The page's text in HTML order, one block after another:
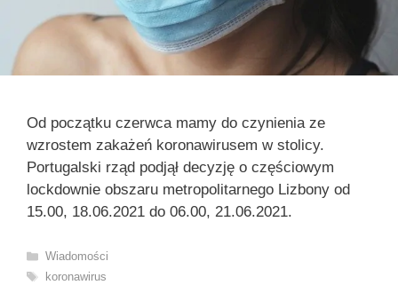
Od początku czerwca mamy do czynienia ze
wzrostem zakażeń koronawirusem w stolicy.
Portugalski rząd podjął decyzję o częściowym
lockdownie obszaru metropolitarnego Lizbony od
15.00, 18.06.2021 do 06.00, 21.06.2021.
Kategorie
Wiadomości
Tagi
koronawirus